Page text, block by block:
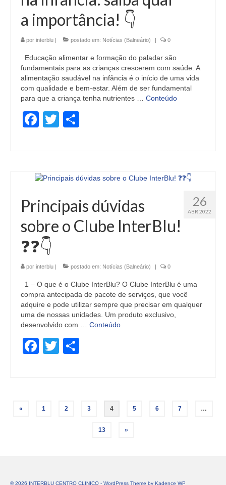
a importância! 👇
por interblu postado em: Notícias (Balneário) 0
Educação alimentar e formação do paladar são
fundamentais para as crianças crescerem com saúde. A
alimentação saudável na infância é o início de uma vida
com qualidade e bem-estar. Além de ser fundamental
para que a criança tenha nutrientes … Conteúdo
Facebook
Twitter
26
ABR 2022
Principais dúvidas
sobre o Clube InterBlu!
❓❓👇
por interblu | postado em: Notícias (Balneário) | 0
1 – O que é o Clube InterBlu? O Clube InterBlu é uma
compra antecipada de pacote de serviços, que você
adquire e pode utilizar sempre que precisar em qualquer
uma de nossas unidades. Um produto exclusivo,
desenvolvido com … Conteúdo
Facebook
Twitter
Paginação
« 1 2 3 4 5 6 7 …
13 »
© 2026 INTERBLU CENTRO CLINICO - WordPress Theme by Kadence WP